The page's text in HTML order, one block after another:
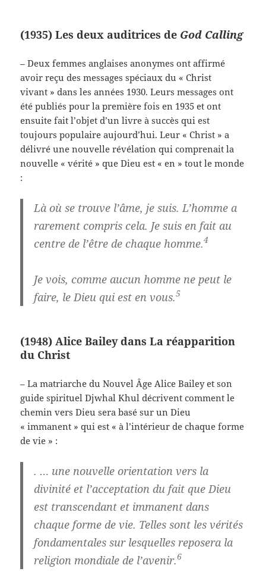
(1935) Les deux auditrices de God Calling
– Deux femmes anglaises anonymes ont affirmé
avoir reçu des messages spéciaux du « Christ
vivant » dans les années 1930. Leurs messages ont
été publiés pour la première fois en 1935 et ont
ensuite fait l’objet d’un livre à succès qui est
toujours populaire aujourd’hui. Leur « Christ » a
délivré une nouvelle révélation qui comprenait la
nouvelle « vérité » que Dieu est « en » tout le monde
:
Là où se trouve l’âme, je suis. L’homme a
rarement compris cela. Je suis en fait au
centre de l’être de chaque homme.4
Je vois, comme aucun homme ne peut le
faire, le Dieu qui est en vous.5
(1948) Alice Bailey dans La réapparition
du Christ
– La matriarche du Nouvel Âge Alice Bailey et son
guide spirituel Djwhal Khul décrivent comment le
chemin vers Dieu sera basé sur un Dieu
« immanent » qui est « à l’intérieur de chaque forme
de vie » :
. … une nouvelle orientation vers la
divinité et l’acceptation du fait que Dieu
est transcendant et immanent dans
chaque forme de vie. Telles sont les vérités
fondamentales sur lesquelles reposera la
religion mondiale de l’avenir.6